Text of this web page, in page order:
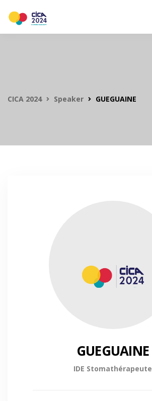
CICA 2024 Speaker GUEGUAINE
GUEGUAINE
IDE Stomathérapeute